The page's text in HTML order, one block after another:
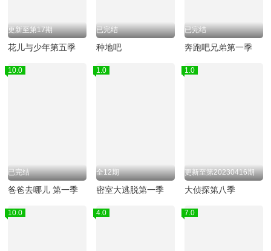
更新至第17期
花儿与少年第五季
已完结
种地吧
已完结
奔跑吧兄弟第一季
10.0
已完结
爸爸去哪儿 第一季
1.0
全12期
密室大逃脱第一季
1.0
更新至第20230416期
大侦探第八季
10.0 4.0 7.0